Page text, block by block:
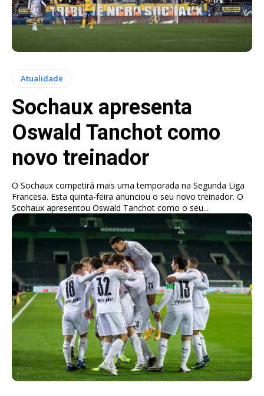
Atualidade
Sochaux apresenta
Oswald Tanchot como
novo treinador
O Sochaux competirá mais uma temporada na Segunda Liga
Francesa. Esta quinta-feira anunciou o seu novo treinador. O
Scohaux apresentou Oswald Tanchot como o seu...